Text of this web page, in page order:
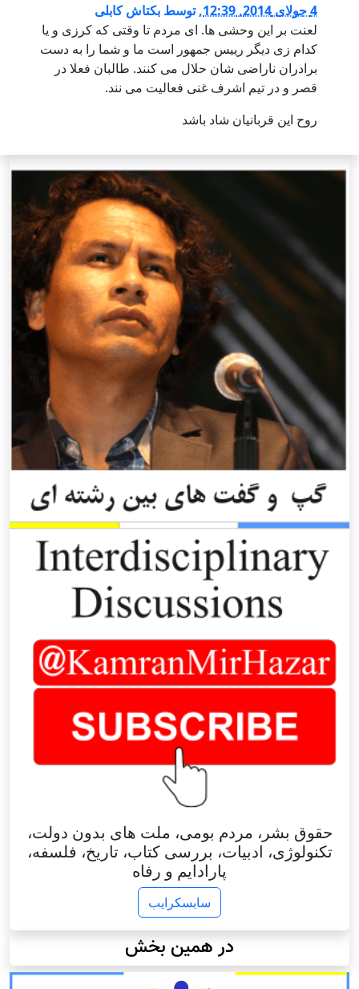
4 جولای 2014, 12:39 ,توسط بکتاش کابلی
لعنت بر این وحشی ها. ای مردم تا وقتی که کرزی و یا
کدام زی دیگر رییس جمهور است ما و شما را به دست
برادران ناراضی شان حلال می کنند. طالبان فعلا در
قصر و در تیم اشرف غنی فعالیت می نند.
روح این قربانیان شاد باشد
حقوق بشر، مردم بومی، ملت های بدون دولت،
تکنولوژی، ادبیات، بررسی کتاب، تاریخ، فلسفه،
پارادایم و رفاه
سابسکرایب
در همین بخش